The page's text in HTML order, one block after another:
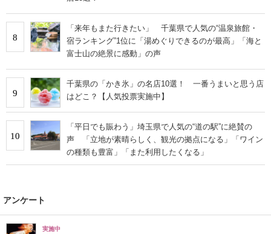
8
「来年もまた行きたい」 千葉県で人気の“温泉旅館・
宿ランキング”1位に「湯めぐりできるのが最高」「海と
富士山の絶景に感動」の声
9
千葉県の「かき氷」の名店10選！ 一番うまいと思う店
はどこ？【人気投票実施中】
10
「平日でも賑わう」埼玉県で人気の“道の駅”に絶賛の
声 「立地が素晴らしく、観光の拠点になる」「ワイン
の種類も豊富」「また利用したくなる」
アンケート
実施中